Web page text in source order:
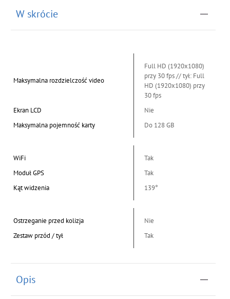
W skrócie
Maksymalna rozdzielczość video
Full HD (1920x1080)
przy 30 fps // tył: Full
HD (1920x1080) przy
30 fps
Ekran LCD
Nie
Maksymalna pojemność karty
Do 128 GB
WiFi
Tak
Moduł GPS
Tak
Kąt widzenia
139°
Ostrzeganie przed kolizja
Nie
Zestaw przód / tył
Tak
Opis